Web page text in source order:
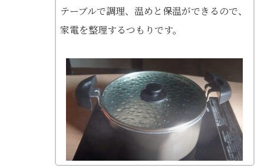
テーブルで調理、温めと保温ができるので、
家電を整理するつもりです。